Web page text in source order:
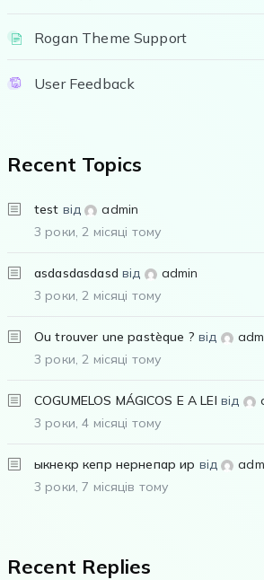
Rogan Theme Support
User Feedback
Recent Topics
test від
admin
3 роки, 2 місяці тому
asdasdasdasd від
admin
3 роки, 2 місяці тому
Ou trouver une pastèque ? від
3 роки, 2 місяці тому
COGUMELOS MÁGICOS E A LEI від
3 роки, 4 місяці тому
ыкнекр кепр нернепар ир від
3 роки, 7 місяців тому
Recent Replies